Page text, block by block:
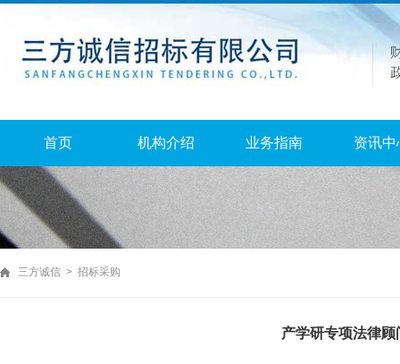
首页 机构介绍 业务指南 资讯中
三方诚信 > 招标采购
产学研专项法律